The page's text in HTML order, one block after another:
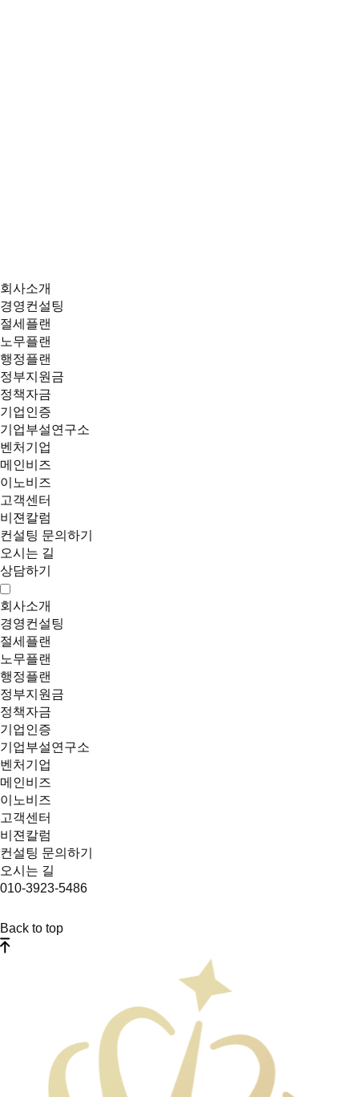
회사소개
경영컨설팅
절세플랜
노무플랜
행정플랜
정부지원금
정책자금
기업인증
기업부설연구소
벤처기업
메인비즈
이노비즈
고객센터
비젼칼럼
컨설팅 문의하기
오시는 길
상담하기
회사소개
경영컨설팅
절세플랜
노무플랜
행정플랜
정부지원금
정책자금
기업인증
기업부설연구소
벤처기업
메인비즈
이노비즈
고객센터
비젼칼럼
컨설팅 문의하기
오시는 길
010-3923-5486
Back to top